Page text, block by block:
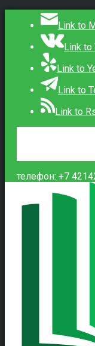
Link to
Link to
Link to
Link to
Link to
телефон: +7